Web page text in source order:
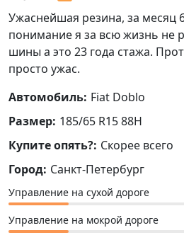
Ужаснейшая резина, за месяц
понимание я за всю жизнь не
шины а это 23 года стажа.
просто ужас.
Автомобиль: Fiat Doblo
Размер: 185/65 R15 88H
Купите опять?: Скорее всего
Город: Санкт-Петербург
Управление на сухой дороге
Управление на мокрой дороге